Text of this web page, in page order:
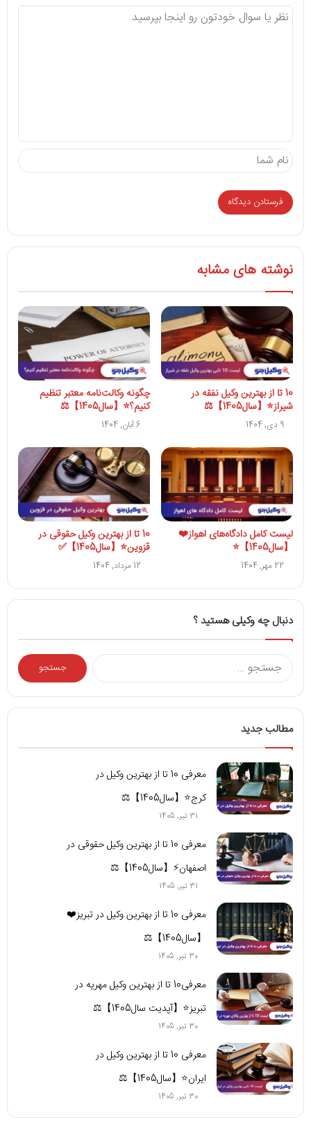
د
نوشته های مشابه
10 تا از بهترین وکیل نفقه در
شیراز⭐【سال1405】⚖️
9 دی, 1404
چگونه وکالت‌نامه معتبر تنظیم
کنیم؟⭐️【سال1405】⚖️
6 آبان, 1404
لیست کامل دادگاه‌های اهواز❤️
【سال1405】⭐
22 مهر, 1404
10 تا از بهترین وکیل حقوقی در
قزوین⭐【سال1405】✅
12 مرداد, 1404
دنبال چه وکیلی هستید ؟
جستجو
برای:
مطالب جدید
معرفی 10 تا از بهترین وکیل در
کرج⭐【سال1405】⚖️
31 تیر, 1405
معرفی 10 تا از بهترین وکیل حقوقی در
اصفهان⚡【سال1405】⚖️
31 تیر, 1405
معرفی 10 تا از بهترین وکیل در تبریز❤️
【سال1405】⚖️
30 تیر, 1405
معرفی10 تا از بهترین وکیل مهریه در
تبریز⭐【آپدیت سال1405】⚖️
30 تیر, 1405
معرفی 10 تا از بهترین وکیل در
ایران⭐【سال1405】⚖️
30 تیر, 1405